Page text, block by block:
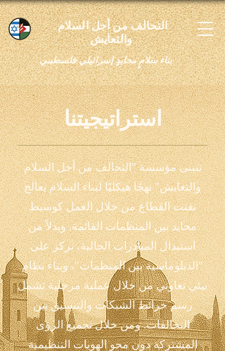
بناء سلامٍ محايدٍ إسرائيلي-فلسطيني
التحالف من أجل السلام
والتعايش
استراتيجيتنا
تتبنى مؤسسة "التحالف من أجل السلام
والتعايش" نهجًا هيكليًا لبناء السلام يعالج
تفتت القطاع من خلال العمل كوسيط
محايد بين المنظمات القائمة. وبدلاً من
استبدال المبادرات الحالية، نركز على
"الدبلوماسية بين المنظمات"، وبناء نظام
بيئي تعاوني من خلال عملية مرحلية تشمل
رسم خرائط الشبكات والتنسيق بين
التحالفات. ومن خلال تجميع الرؤى
المشتركة دون محو الهويات التنظيمية